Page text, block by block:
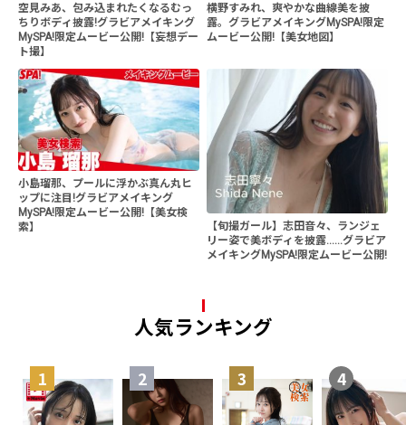
空見みあ、包み込まれたくなるむっ
ちりボディ披露!グラビアメイキング
MySPA!限定ムービー公開!【妄想デー
ト撮】
横野すみれ、爽やかな曲線美を披
露。グラビアメイキングMySPA!限定
ムービー公開!【美女地図】
小島瑠那、プールに浮かぶ真ん丸ヒ
ップに注目!グラビアメイキング
MySPA!限定ムービー公開!【美女検
索】
【旬撮ガール】志田音々、ランジェ
リー姿で美ボディを披露......グラビア
メイキングMySPA!限定ムービー公開!
人気ランキング